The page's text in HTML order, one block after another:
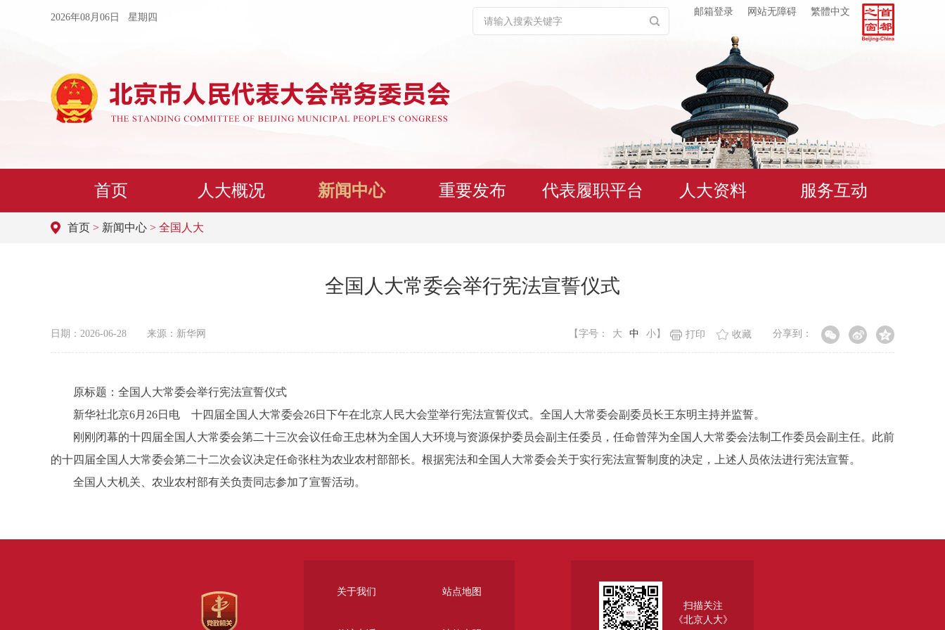
2026年08月06日 星期四
邮箱登录 网站无障碍 繁體中文
首页 人大概况 新闻中心 重要发布 代表履职平台 人大资料 服务互动
首页 > 新闻中心 > 全国人大
全国人大常委会举行宪法宣誓仪式
日期：2026-06-28 来源：新华网 分享到：
【字号： 大 中 小 】 收藏
打印
原标题：全国人大常委会举行宪法宣誓仪式
新华社北京6月26日电 十四届全国人大常委会26日下午在北京人民大会堂举行宪法宣誓仪式。全国人大常委会副委员长王东明主持并监誓。
刚刚闭幕的十四届全国人大常委会第二十三次会议任命王忠林为全国人大环境与资源保护委员会副主任委员，任命曾萍为全国人大常委会法制工作委员会副主任。此前
的十四届全国人大常委会第二十二次会议决定任命张柱为农业农村部部长。根据宪法和全国人大常委会关于实行宪法宣誓制度的决定，上述人员依法进行宪法宣誓。
全国人大机关、农业农村部有关负责同志参加了宣誓活动。
扫描关注
《北京人大》
关于我们 站点地图